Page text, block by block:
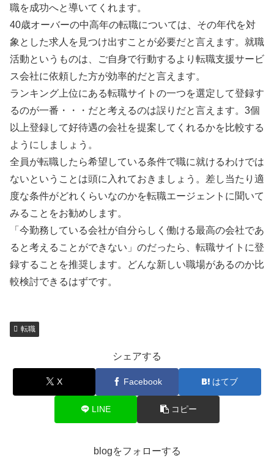
職を成功へと導いてくれます。
40歳オーバーの中高年の転職については、その年代を対
象とした求人を見つけ出すことが必要だと言えます。就職
活動というものは、ご自身で行動するより転職支援サービ
ス会社に依頼した方が効率的だと言えます。
ランキング上位にある転職サイトの一つを選定して登録す
るのが一番・・・だと考えるのは誤りだと言えます。3個
以上登録して好待遇の会社を提案してくれるかを比較する
ようにしましょう。
全員が転職したら希望している条件で職に就けるわけでは
ないということは頭に入れておきましょう。差し当たり適
度な条件がどれくらいなのかを転職エージェントに聞いて
みることをお勧めします。
「今勤務している会社が自分らしく働ける最高の会社であ
ると考えることができない」のだったら、転職サイトに登
録することを推奨します。どんな新しい職場があるのか比
較検討できるはずです。
転職
シェアする
X Facebook はてブ
LINE コピー
blogをフォローする